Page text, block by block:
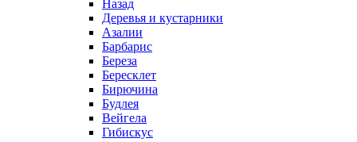
Назад
Деревья и кустарники
Азалии
Барбарис
Береза
Бересклет
Бирючина
Будлея
Вейгела
Гибискус